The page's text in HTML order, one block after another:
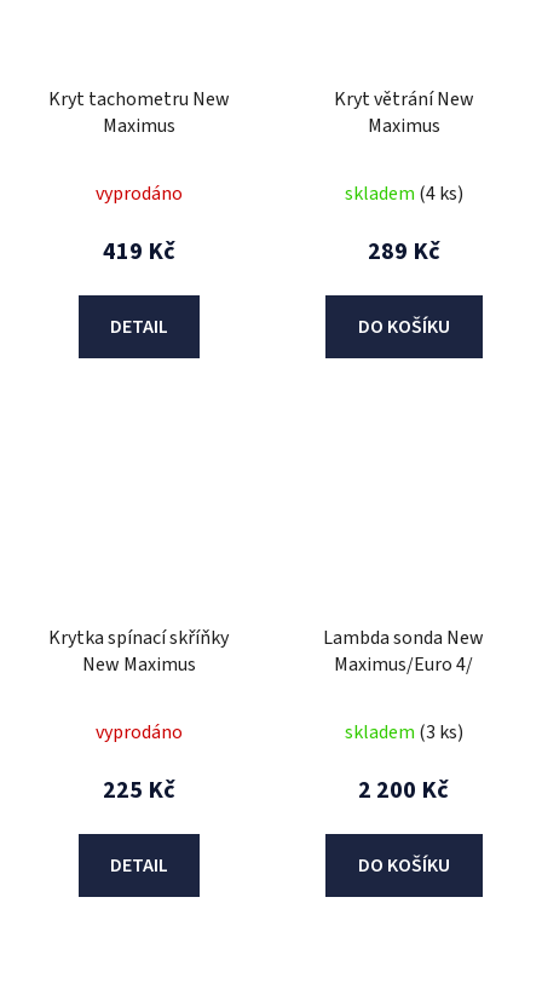
Kryt tachometru New
Maximus
vyprodáno
419 Kč
DETAIL
Kryt větrání New
Maximus
skladem (4 ks)
289 Kč
DO KOŠÍKU
Krytka spínací skříňky
New Maximus
vyprodáno
225 Kč
DETAIL
Lambda sonda New
Maximus/Euro 4/
skladem (3 ks)
2 200 Kč
DO KOŠÍKU